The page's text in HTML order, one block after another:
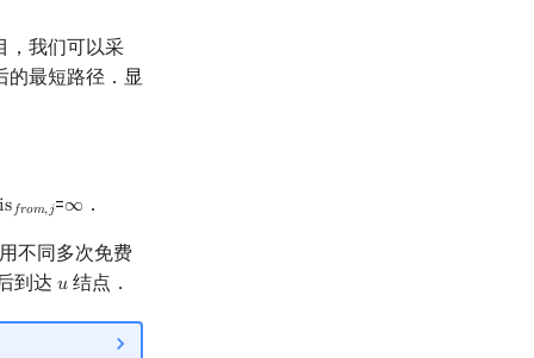
，我们可以采
最短路径．显
is𝑓𝑟𝑜𝑚,𝑗
from,j
=∞
∞ ．
不同多次免费
到达 𝑢
u 结点．